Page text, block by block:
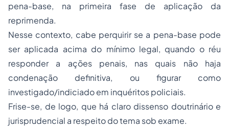
pena-base, na primeira fase de aplicação da
reprimenda.
Nesse contexto, cabe perquirir se a pena-base pode
ser aplicada acima do mínimo legal, quando o réu
responder a ações penais, nas quais não haja
condenação definitiva, ou figurar como
investigado/indiciado em inquéritos policiais.
Frise-se, de logo, que há claro dissenso doutrinário e
jurisprudencial a respeito do tema sob exame.